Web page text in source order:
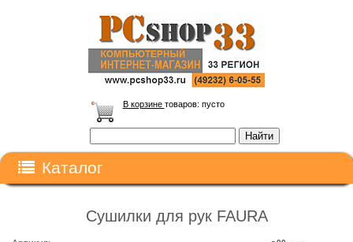
В корзине товаров: пусто
Каталог
Сушилки для рук FAURA